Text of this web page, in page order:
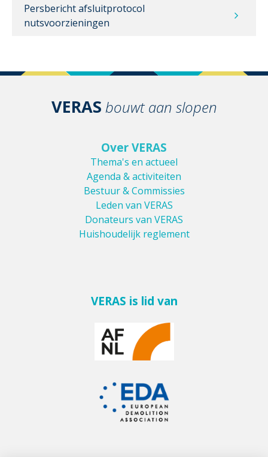
Persbericht afsluitprotocol
nutsvoorzieningen
VERAS bouwt aan slopen
Over VERAS
Thema's en actueel
Agenda & activiteiten
Bestuur & Commissies
Leden van VERAS
Donateurs van VERAS
Huishoudelijk reglement
VERAS is lid van